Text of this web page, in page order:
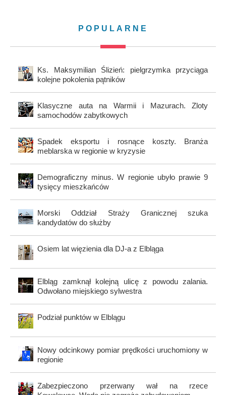
POPULARNE
Ks. Maksymilian Ślizień: pielgrzymka przyciąga
kolejne pokolenia pątników
Klasyczne auta na Warmii i Mazurach. Zloty
samochodów zabytkowych
Spadek eksportu i rosnące koszty. Branża
meblarska w regionie w kryzysie
Demograficzny minus. W regionie ubyło prawie 9
tysięcy mieszkańców
Morski Oddział Straży Granicznej szuka
kandydatów do służby
Osiem lat więzienia dla DJ-a z Elbląga
Elbląg zamknął kolejną ulicę z powodu zalania.
Odwołano miejskiego sylwestra
Podział punktów w Elblągu
Nowy odcinkowy pomiar prędkości uruchomiony w
regionie
Zabezpieczono przerwany wał na rzece